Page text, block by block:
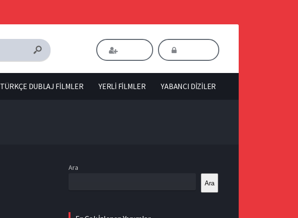
TÜRKÇE DUBLAJ FİLMLER YERLİ FİLMLER YABANCI DİZİLER
Ara
Ara